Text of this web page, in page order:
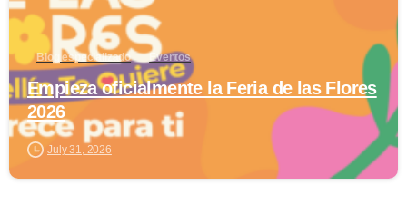
Blog especializado Eventos
Empieza oficialmente la Feria de las Flores
2026
July 31, 2026